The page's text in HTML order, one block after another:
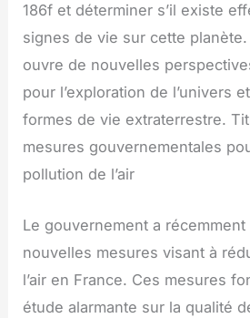
186f et déterminer s’il existe
signes de vie sur cette
ouvre de nouvelles
pour l’exploration de l’univers
formes de vie extraterrestre.
mesures gouvernementales
pollution de l’air
Le gouvernement a
nouvelles mesures visant à
l’air en France. Ces mesures
étude alarmante sur la qualité